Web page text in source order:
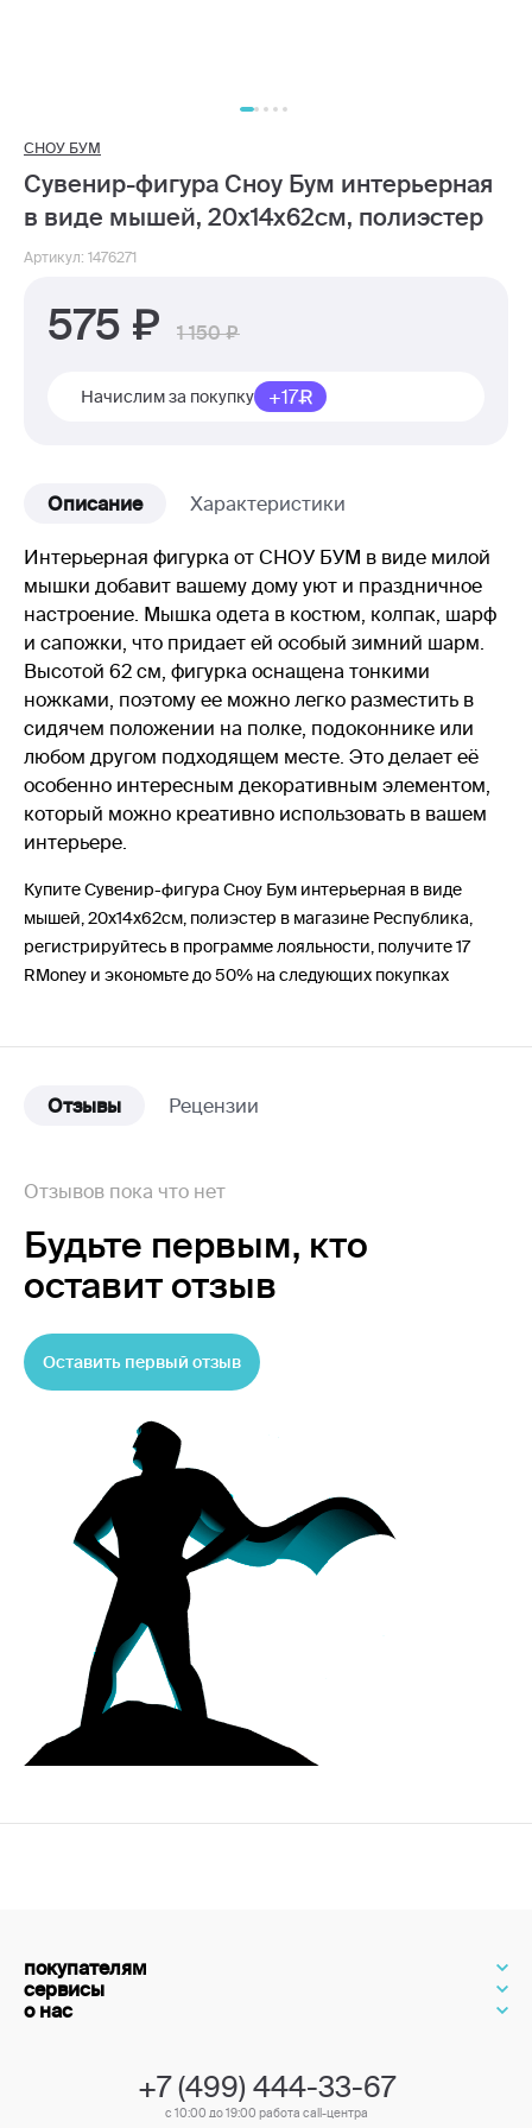
СНОУ БУМ
Сувенир-фигура Сноу Бум интерьерная
в виде мышей, 20x14x62см, полиэстер
Артикул: 1476271
575 1 150
Начислим за покупку +17
Описание Характеристики
Интерьерная фигурка от СНОУ БУМ в виде милой
мышки добавит вашему дому уют и праздничное
настроение. Мышка одета в костюм, колпак, шарф
и сапожки, что придает ей особый зимний шарм.
Высотой 62 см, фигурка оснащена тонкими
ножками, поэтому ее можно легко разместить в
сидячем положении на полке, подоконнике или
любом другом подходящем месте. Это делает её
особенно интересным декоративным элементом,
который можно креативно использовать в вашем
интерьере.
Купите Сувенир-фигура Сноу Бум интерьерная в виде
мышей, 20x14x62см, полиэстер в магазине Республика,
регистрируйтесь в программе лояльности, получите 17
RMoney и экономьте до 50% на следующих покупках
Отзывы Рецензии
Отзывов пока что нет
Будьте первым, кто
оставит отзыв
Оставить первый отзыв
покупателям
сервисы
о нас
+7 (499) 444-33-67
с 10:00 до 19:00 работа call-центра